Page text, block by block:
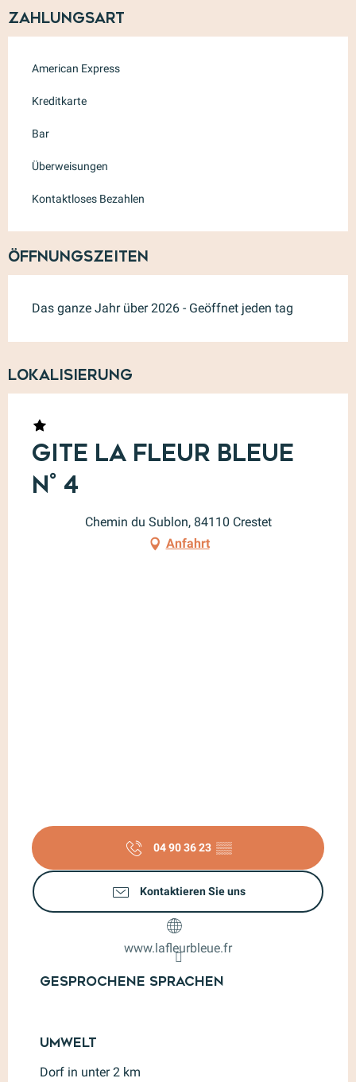
Zahlungsart
American Express
Kreditkarte
Bar
Überweisungen
Kontaktloses Bezahlen
Öffnungszeiten
Das ganze Jahr über 2026 - Geöffnet jeden tag
Lokalisierung
Gite la Fleur Bleue
n° 4
Chemin du Sublon, 84110 Crestet
Anfahrt
04 90 36 23 ▒▒
Kontaktieren Sie uns
www.lafleurbleue.fr
Gesprochene Sprachen
Gesprochene Sprachen
Umwelt
Umwelt
Dorf in unter 2 km